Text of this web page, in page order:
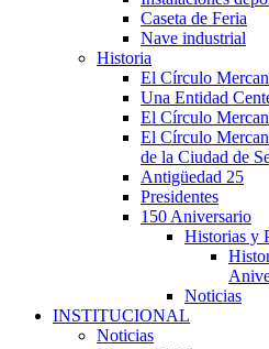
Caseta de Feria
Nave industrial
Historia
El Círculo
Una Entidad
El Círculo
El Círculo
de la Ciudad de
Antigüedad 25
Presidentes
150 Aniversario
Historias y
Noticias
INSTITUCIONAL
Noticias